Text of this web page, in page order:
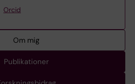
Orcid
Om mig
Publikationer